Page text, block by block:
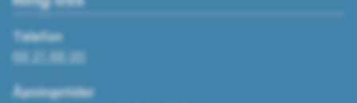
Telefon
69 21 66 00
Åpningstider